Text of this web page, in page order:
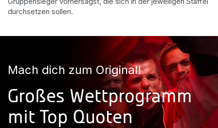
durchsetzen sollen.
Mach dich zum Original!
Großes Wettprogramm
mit Top Quoten